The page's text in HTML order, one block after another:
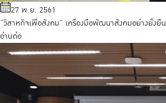
27 พ.ย. 2561
“วิสาหกิจเพื่อสังคม” เครื่องมือพัฒนาสังคมอย่างยั่งยืน
อ่านต่อ